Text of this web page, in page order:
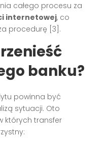
całego procesu za
internetowej, co
procedurę [3].
banku?
powinna być
sytuacji. Oto
których transfer